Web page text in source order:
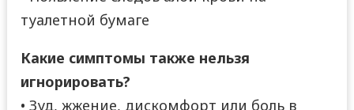
туалетной бумаге
Какие симптомы также нельзя
игнорировать?
• Зуд, жжение, дискомфорт или боль в